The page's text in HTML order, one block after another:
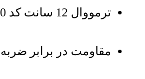
ترمووال 12 سانت کد 1250 سفید براق در مقابل آب 100 درصد مقاوم و قابل شستشو
مقاومت در برابر